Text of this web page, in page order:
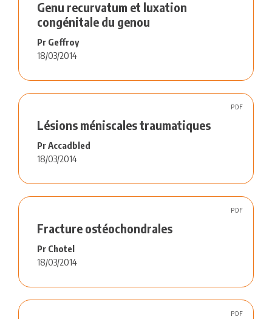
Genu recurvatum et luxation
congénitale du genou
Pr Geffroy
18/03/2014
Lésions méniscales traumatiques
Pr Accadbled
18/03/2014
PDF
Fracture ostéochondrales
Pr Chotel
18/03/2014
PDF
PDF